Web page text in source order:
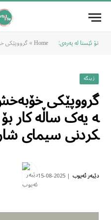
تۆ ئێستا لە پەرەی: Home
»گرووپێکی خۆبەخش لە
ژینگە
گرووپێکی
ە یەک ساڵە کار بۆ
کردنی سیمای
دێبەر ئەیوب 2025-08-15